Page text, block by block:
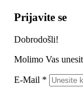
Prijavite se
Dobrodošli!
Molimo Vas
E-Mail *